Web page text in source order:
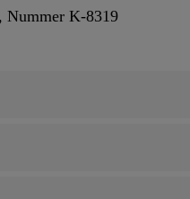
Nummer K-8319